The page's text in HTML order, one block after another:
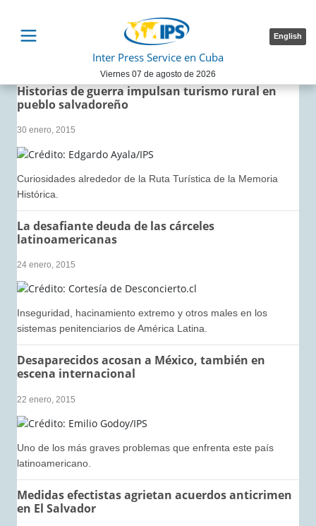
English
Inter Press Service en Cuba
Viernes 07 de agosto de 2026
Historias de guerra impulsan turismo rural en
pueblo salvadoreño
30 enero, 2015
Curiosidades alrededor de la Ruta Turística de la Memoria
Histórica.
La desafiante deuda de las cárceles
latinoamericanas
24 enero, 2015
Inseguridad, hacinamiento extremo y otros males en los
sistemas penitenciarios de América Latina.
Desaparecidos acosan a México, también en
escena internacional
22 enero, 2015
Uno de los más graves problemas que enfrenta este país
latinoamericano.
Medidas efectistas agrietan acuerdos anticrimen
en El Salvador